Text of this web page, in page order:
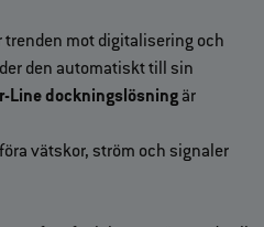
trenden mot digitalisering och
den automatiskt till sin
Line dockningslösning är
vätskor, ström och signaler